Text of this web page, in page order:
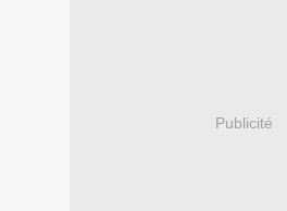
Publicité